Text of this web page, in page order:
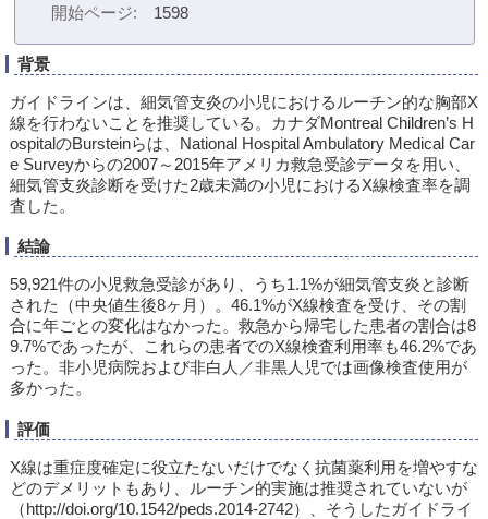
開始ページ
1598
背景
ガイドラインは、細気管支炎の小児におけるルーチン的な胸部X
線を行わないことを推奨している。カナダMontreal Children’s H
ospitalのBursteinらは、National Hospital Ambulatory Medical Car
e Surveyからの2007～2015年アメリカ救急受診データを用い、
細気管支炎診断を受けた2歳未満の小児におけるX線検査率を調
査した。
結論
59,921件の小児救急受診があり、うち1.1%が細気管支炎と診断
された（中央値生後8ヶ月）。46.1%がX線検査を受け、その割
合に年ごとの変化はなかった。救急から帰宅した患者の割合は8
9.7%であったが、これらの患者でのX線検査利用率も46.2%であ
った。非小児病院および非白人／非黒人児では画像検査使用が
多かった。
評価
X線は重症度確定に役立たないだけでなく抗菌薬利用を増やすな
どのデメリットもあり、ルーチン的実施は推奨されていないが
（http://doi.org/10.1542/peds.2014-2742）、そうしたガイドライ